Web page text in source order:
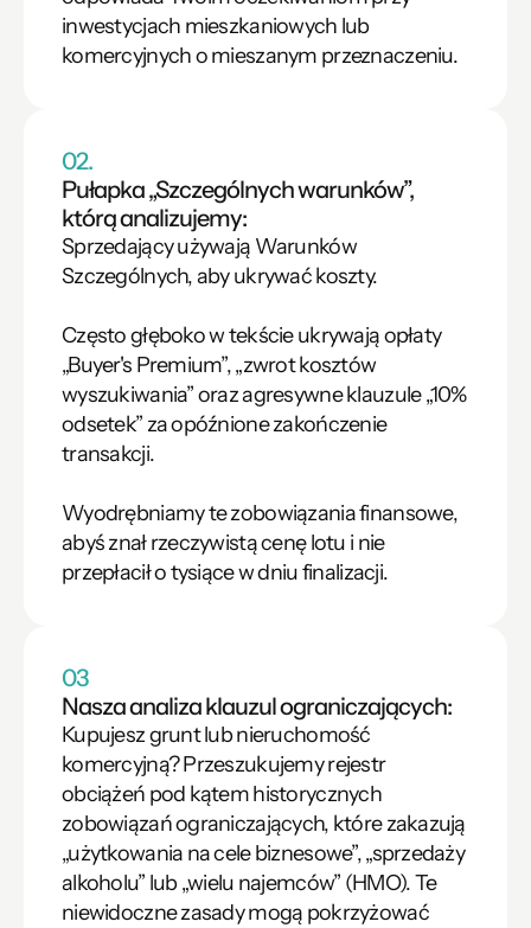
inwestycjach mieszkaniowych lub
komercyjnych o mieszanym przeznaczeniu.
02.
Pułapka „Szczególnych warunków”,
którą analizujemy:
Sprzedający używają Warunków
Szczególnych, aby ukrywać koszty.
Często głęboko w tekście ukrywają opłaty
„Buyer's Premium”, „zwrot kosztów
wyszukiwania” oraz agresywne klauzule „10%
odsetek” za opóźnione zakończenie
transakcji.
Wyodrębniamy te zobowiązania finansowe,
abyś znał rzeczywistą cenę lotu i nie
przepłacił o tysiące w dniu finalizacji.
03
Nasza analiza klauzul ograniczających:
Kupujesz grunt lub nieruchomość
komercyjną? Przeszukujemy rejestr
obciążeń pod kątem historycznych
zobowiązań ograniczających, które zakazują
„użytkowania na cele biznesowe”, „sprzedaży
alkoholu” lub „wielu najemców” (HMO). Te
niewidoczne zasady mogą pokrzyżować